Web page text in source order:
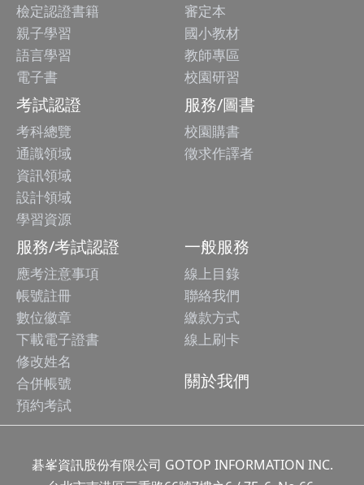
檢定認證書籍
親子學習
語言學習
電子書
審定本
國小教材
教師專區
校園研習
考試認證
考科總覽
通識領域
資訊領域
設計領域
學習資源
服務/圖書
校園購書
徵求作譯者
服務/考試認證
應考注意事項
帳號註冊
數位徽章
下載電子證書
修改姓名
合併帳號
預約考試
一般服務
線上目錄
聯絡我們
繳款方式
線上刷卡
關於我們
碁峯資訊股份有限公司 GOTOP INFORMATION INC.